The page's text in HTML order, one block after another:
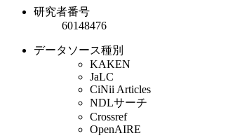
研究者番号
60148476
データソース種別
KAKEN
JaLC
CiNii Articles
NDLサーチ
Crossref
OpenAIRE